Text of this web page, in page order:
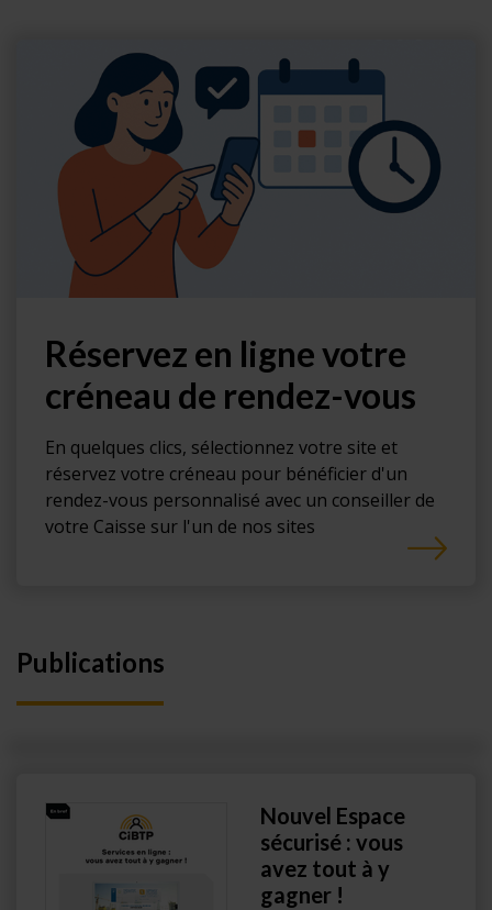
Réservez en ligne votre
créneau de rendez-vous
En quelques clics, sélectionnez votre site et
réservez votre créneau pour bénéficier d'un
rendez-vous personnalisé avec un conseiller de
votre Caisse sur l'un de nos sites
Publications
Nouvel Espace
sécurisé : vous
avez tout à y
gagner !